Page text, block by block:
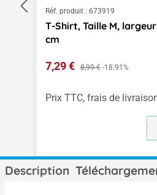
Réf. produit : 673919
T-Shirt, Taille M,
cm
Prix de vente :
7,29 € Prix régulier :
8,99 € -18.91%
Prix TTC, frais de
Description